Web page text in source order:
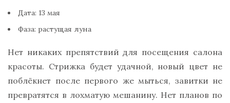
Дата: 13 мая
Фаза: растущая луна
Нет никаких препятствий для посещения салона
красоты. Стрижка будет удачной, новый цвет не
поблёкнет после первого же мыться, завитки не
превратятся в лохматую мешанину. Нет планов по